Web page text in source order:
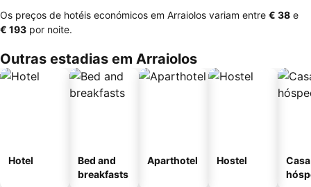
Os preços de hotéis económicos em Arraiolos variam entre ‎€ 38 e
‎€ 193 por noite.
Outras estadias em Arraiolos
Hotel
Bed and
breakfasts
Aparthotel Hostel